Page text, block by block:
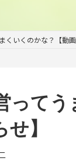
くいくのかな？【動画
って
】